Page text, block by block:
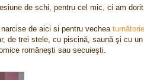
de schi, pentru cel mic, ci am
de aici si pentru vecheaturnătorie
de trei stele, cu piscină, saună şi cu un
româneşti sau secuieşti.